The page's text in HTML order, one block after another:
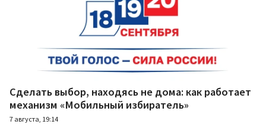
Сделать выбор, находясь не дома: как работает
механизм «Мобильный избиратель»
7 августа, 19:14